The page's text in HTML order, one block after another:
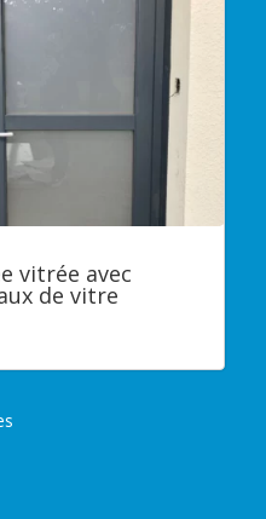
vitrée avec
de vitre